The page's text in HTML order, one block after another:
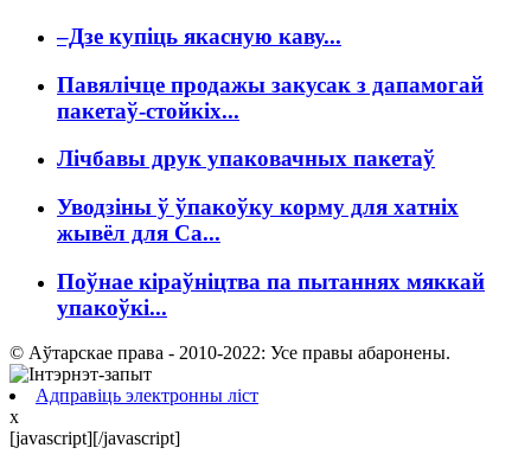
–Дзе купіць якасную каву...
Павялічце продажы закусак з дапамогай
пакетаў-стойкіх...
Лічбавы друк упаковачных пакетаў
Уводзіны ў ўпакоўку корму для хатніх
жывёл для Ca...
Поўнае кіраўніцтва па пытаннях мяккай
упакоўкі...
© Аўтарскае права - 2010-2022: Усе правы абаронены.
Адправіць электронны ліст
x
[javascript][/javascript]